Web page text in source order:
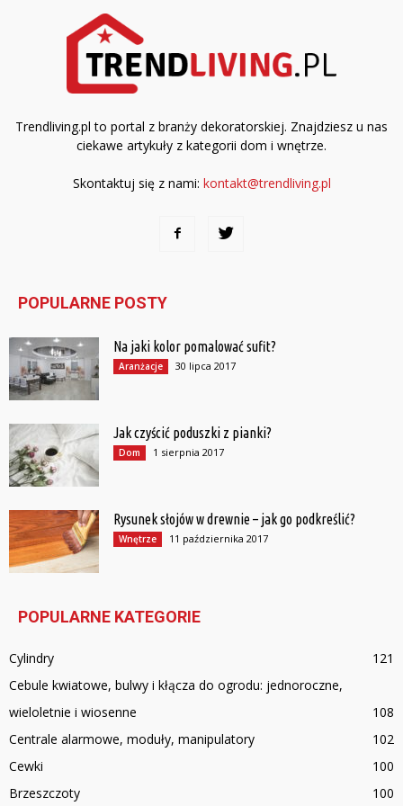
Trendliving.pl to portal z branży dekoratorskiej. Znajdziesz u nas
ciekawe artykuły z kategorii dom i wnętrze.
Skontaktuj się z nami: kontakt@trendliving.pl
POPULARNE POSTY
Na jaki kolor pomalować sufit?
Aranżacje 30 lipca 2017
Jak czyścić poduszki z pianki?
Dom 1 sierpnia 2017
Rysunek słojów w drewnie – jak go podkreślić?
Wnętrze 11 października 2017
POPULARNE KATEGORIE
Cylindry
121
Cebule kwiatowe, bulwy i kłącza do ogrodu: jednoroczne,
wieloletnie i wiosenne
108
Centrale alarmowe, moduły, manipulatory
102
Cewki
100
Brzeszczoty
100